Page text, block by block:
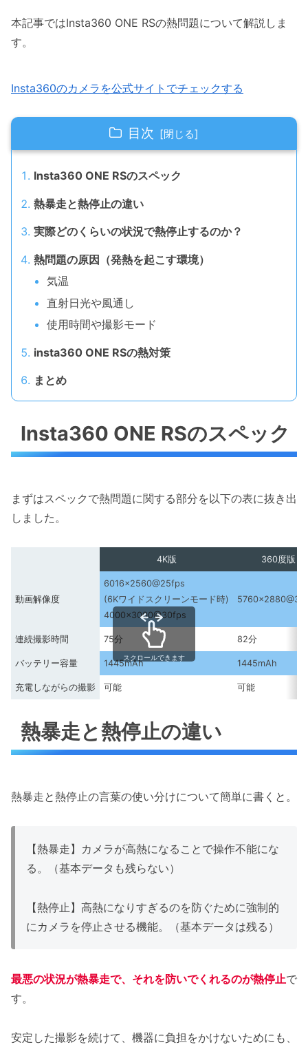
本記事ではInsta360 ONE RSの熱問題について解説しま
す。
Insta360のカメラを公式サイトでチェックする
目次
Insta360 ONE RSのスペック
熱暴走と熱停止の違い
実際どのくらいの状況で熱停止するのか？
熱問題の原因（発熱を起こす環境）
気温
直射日光や風通し
使用時間や撮影モード
insta360 ONE RSの熱対策
まとめ
Insta360 ONE RSのスペック
まずはスペックで熱問題に関する部分を以下の表に抜き出
しました。
4K版 360度版
動画解像度
6016×2560@25fps
(6Kワイドスクリーンモード時)
4000×3000@30fps
連続撮影時間 75分 82分
バッテリー容量 1445mAh 1445mAh
充電しながらの撮影 可能 可能
スクロールできます
熱暴走と熱停止の違い
熱暴走と熱停止の言葉の使い分けについて簡単に書くと。
【熱暴走】カメラが高熱になることで操作不能にな
る。（基本データも残らない）
【熱停止】高熱になりすぎるのを防ぐために強制的
にカメラを停止させる機能。（基本データは残る）
最悪の状況が熱暴走で、それを防いでくれるのが熱停止で
す。
安定した撮影を続けて、機器に負担をかけないためにも、